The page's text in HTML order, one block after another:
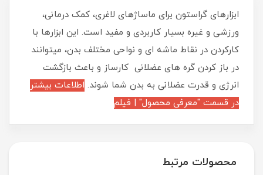
ابزارهای گراستون برای ماساژهای لاغری، کمک درمانی،
ورزشی و غیره بسیار کاربردی و مفید است. این ابزارها با
کارکردن در نقاط ماشه ای و نواحی مختلف بدن، میتوانند
در باز کردن گره های عضلانی کارساز و باعث بازگشت
انرژی و قدرت عضلانی به بدن شما شوند. اطلاعات بیشتر
در قسمت "معرفی محصول" | فیلم
محصولات مرتبط